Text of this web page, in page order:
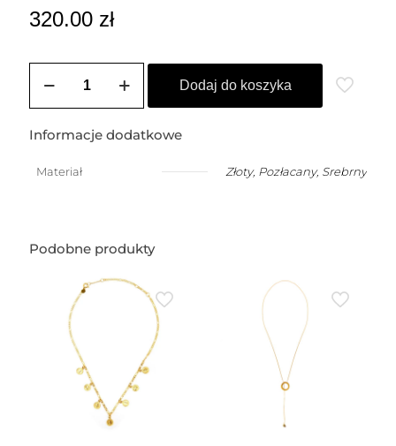
320.00 zł
ZOZO
Choker
przywieszką
w
(1
Dodaj do koszyka
Informacje dodatkowe
Materiał Złoty, Pozłacany, Srebrny
Podobne produkty